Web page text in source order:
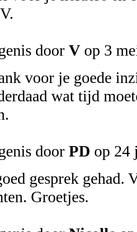
door V op 3
voor je goede
wat tijd
door PD op 24
gesprek gehad.
Groetjes.